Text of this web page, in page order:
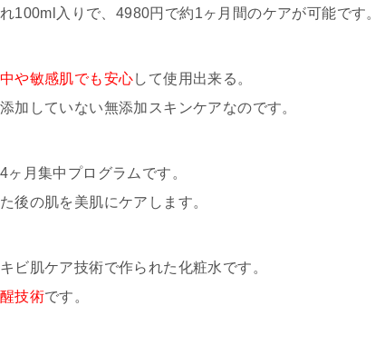
100ml入りで、4980円で約1ヶ月間のケアが可能です。
や敏感肌でも安心して使用出来る。
加していない無添加スキンケアなのです。
月集中プログラムです。
後の肌を美肌にケアします。
ビ肌ケア技術で作られた化粧水です。
技術です。